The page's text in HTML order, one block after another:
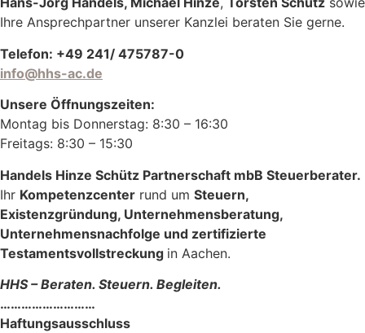
Ihre Ansprechpartner unserer Kanzlei beraten Sie gerne.
Telefon: +49 241/ 475787-0
info@hhs-ac.de
Unsere Öffnungszeiten:
Montag bis Donnerstag: 8:30 – 16:30
Freitags: 8:30 – 15:30
Handels Hinze Schütz Partnerschaft mbB Steuerberater.
Ihr Kompetenzcenter rund um Steuern,
Existenzgründung, Unternehmensberatung,
Unternehmensnachfolge und zertifizierte
Testamentsvollstreckung in Aachen.
HHS – Beraten. Steuern. Begleiten.
………………………
Haftungsausschluss